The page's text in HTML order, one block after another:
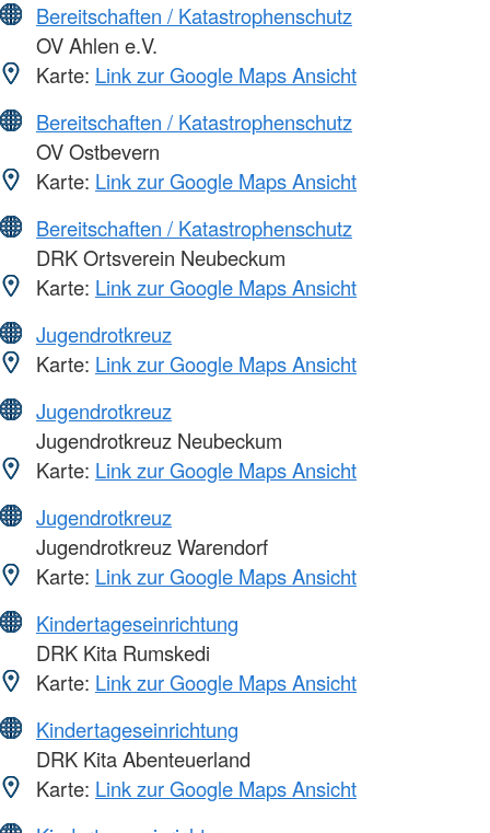
Bereitschaften / Katastrophenschutz
OV Ahlen e.V.
Karte: Link zur Google Maps Ansicht
Bereitschaften / Katastrophenschutz
OV Ostbevern
Karte: Link zur Google Maps Ansicht
Bereitschaften / Katastrophenschutz
DRK Ortsverein Neubeckum
Karte: Link zur Google Maps Ansicht
Jugendrotkreuz
Karte: Link zur Google Maps Ansicht
Jugendrotkreuz
Jugendrotkreuz Neubeckum
Karte: Link zur Google Maps Ansicht
Jugendrotkreuz
Jugendrotkreuz Warendorf
Karte: Link zur Google Maps Ansicht
Kindertageseinrichtung
DRK Kita Rumskedi
Karte: Link zur Google Maps Ansicht
Kindertageseinrichtung
DRK Kita Abenteuerland
Karte: Link zur Google Maps Ansicht